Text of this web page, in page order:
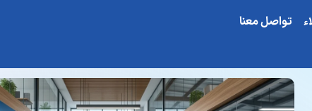
تواصل معنا